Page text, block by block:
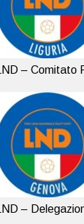
LND – Comitato
LND –